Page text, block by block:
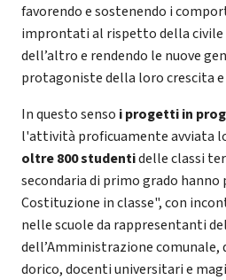
favorendo e sostenendo i
improntati al rispetto della civile
dell’altro e rendendo le nuove
protagoniste della loro crescita
In questo senso i progetti in
l'attività proficuamente avviata
oltre 800 studentidelle classi
secondaria di primo grado
Costituzione in classe", con
nelle scuole da rappresentanti
dell’Amministrazione comunale,
dorico, docenti universitari e